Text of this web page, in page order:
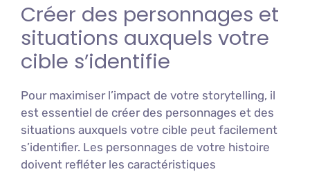
Créer des personnages et
situations auxquels votre
cible s’identifie
Pour maximiser l’impact de votre storytelling, il
est essentiel de créer des personnages et des
situations auxquels votre cible peut facilement
s’identifier. Les personnages de votre histoire
doivent refléter les caractéristiques